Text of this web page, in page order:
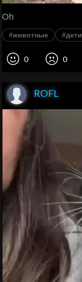
Oh
#животные #дети
0 0
ROFL